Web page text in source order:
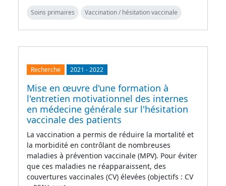
Soins primaires Vaccination / hésitation vaccinale
Recherche 2021 -2022
Mise en œuvre d'une formation à
l'entretien motivationnel des internes
en médecine générale sur l'hésitation
vaccinale des patients
La vaccination a permis de réduire la mortalité et
la morbidité en contrôlant de nombreuses
maladies à prévention vaccinale (MPV). Pour éviter
que ces maladies ne réapparaissent, des
couvertures vaccinales (CV) élevées (objectifs : CV